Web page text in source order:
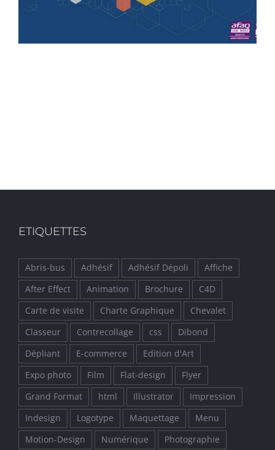
ETIQUETTES
Abris-bus Adhésif Adhésif Dépoli
Affiche
After Effect
Animation Brochure
C4D
Carte de visite
Charte Graphique
Chevalet
Classeur
Contrecollage css
Dibond
Dépliant
E-commerce
Edition d'Art
Expo photo
Film Flat-design
Flyer
Grand Format
html Illustrator
Impression
Indesign
Logotype Maquettage
Menu
Motion-Design
Numérique
Photographie